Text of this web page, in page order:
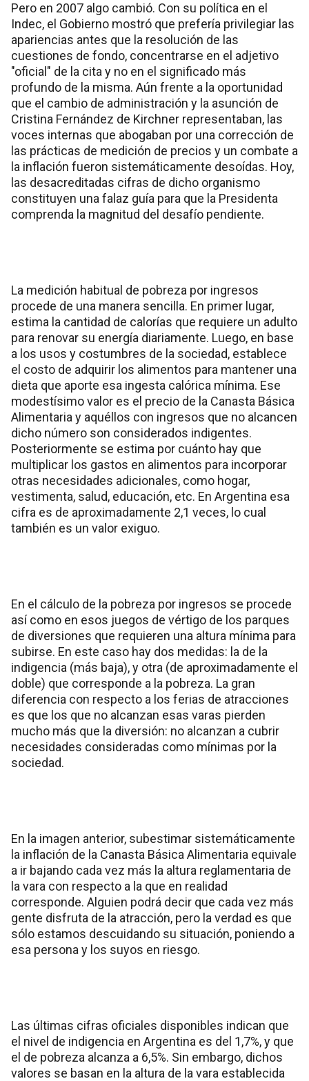
Pero en 2007 algo cambió. Con su política en el
Indec, el Gobierno mostró que prefería privilegiar las
apariencias antes que la resolución de las
cuestiones de fondo, concentrarse en el adjetivo
"oficial" de la cita y no en el significado más
profundo de la misma. Aún frente a la oportunidad
que el cambio de administración y la asunción de
Cristina Fernández de Kirchner representaban, las
voces internas que abogaban por una corrección de
las prácticas de medición de precios y un combate a
la inflación fueron sistemáticamente desoídas. Hoy,
las desacreditadas cifras de dicho organismo
constituyen una falaz guía para que la Presidenta
comprenda la magnitud del desafío pendiente.
La medición habitual de pobreza por ingresos
procede de una manera sencilla. En primer lugar,
estima la cantidad de calorías que requiere un adulto
para renovar su energía diariamente. Luego, en base
a los usos y costumbres de la sociedad, establece
el costo de adquirir los alimentos para mantener una
dieta que aporte esa ingesta calórica mínima. Ese
modestísimo valor es el precio de la Canasta Básica
Alimentaria y aquéllos con ingresos que no alcancen
dicho número son considerados indigentes.
Posteriormente se estima por cuánto hay que
multiplicar los gastos en alimentos para incorporar
otras necesidades adicionales, como hogar,
vestimenta, salud, educación, etc. En Argentina esa
cifra es de aproximadamente 2,1 veces, lo cual
también es un valor exiguo.
En el cálculo de la pobreza por ingresos se procede
así como en esos juegos de vértigo de los parques
de diversiones que requieren una altura mínima para
subirse. En este caso hay dos medidas: la de la
indigencia (más baja), y otra (de aproximadamente el
doble) que corresponde a la pobreza. La gran
diferencia con respecto a los ferias de atracciones
es que los que no alcanzan esas varas pierden
mucho más que la diversión: no alcanzan a cubrir
necesidades consideradas como mínimas por la
sociedad.
En la imagen anterior, subestimar sistemáticamente
la inflación de la Canasta Básica Alimentaria equivale
a ir bajando cada vez más la altura reglamentaria de
la vara con respecto a la que en realidad
corresponde. Alguien podrá decir que cada vez más
gente disfruta de la atracción, pero la verdad es que
sólo estamos descuidando su situación, poniendo a
esa persona y los suyos en riesgo.
Las últimas cifras oficiales disponibles indican que
el nivel de indigencia en Argentina es del 1,7%, y que
el de pobreza alcanza a 6,5%. Sin embargo, dichos
valores se basan en la altura de la vara establecida